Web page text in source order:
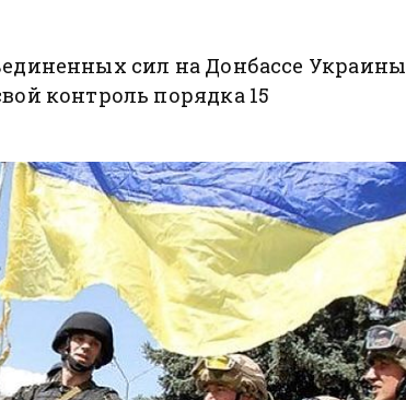
сил на Донбассе Украины
контроль порядка 15